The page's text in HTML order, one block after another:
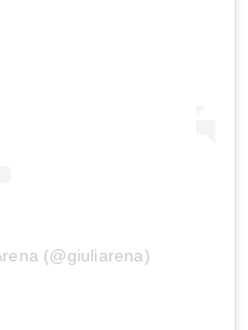
(@giuliarena)